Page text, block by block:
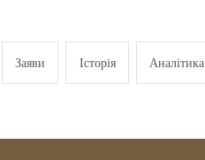
Заяви Історія Аналітика